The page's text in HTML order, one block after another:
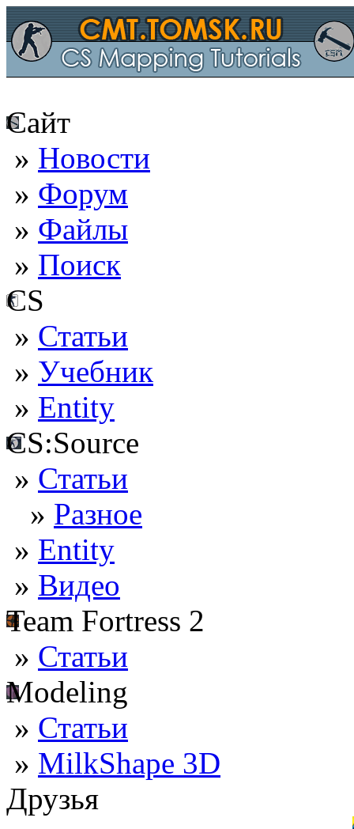
Сайт
» Новости
» Форум
» Файлы
» Поиск
CS
» Статьи
» Учебник
» Entity
CS:Source
» Статьи
» Разное
» Entity
» Видео
Team Fortress 2
» Статьи
Modeling
» Статьи
» MilkShape 3D
Друзья